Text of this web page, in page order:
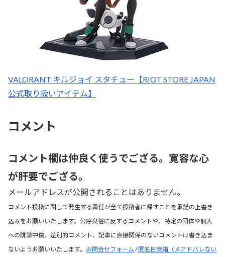
VALORANT キルジョイ スタチュー【RIOT STORE JAPAN
公式取り扱いアイテム】
コメント
コメント欄は仲良く使うでござる。寛容な心
が肝要でござる。
メールアドレスが公開されることはありません。
コメント投稿に関して発生する責任が全て投稿者に帰すことを承諾の上書き
込みをお願いいたします。公序良俗に反するコメントや、特定の団体や個人
への誹謗中傷、差別的コメント、記事に直接関係のないコメントは書き込ま
ないようお願いいたします。 お問合せフォーム /匿名目安箱（メアドバレない